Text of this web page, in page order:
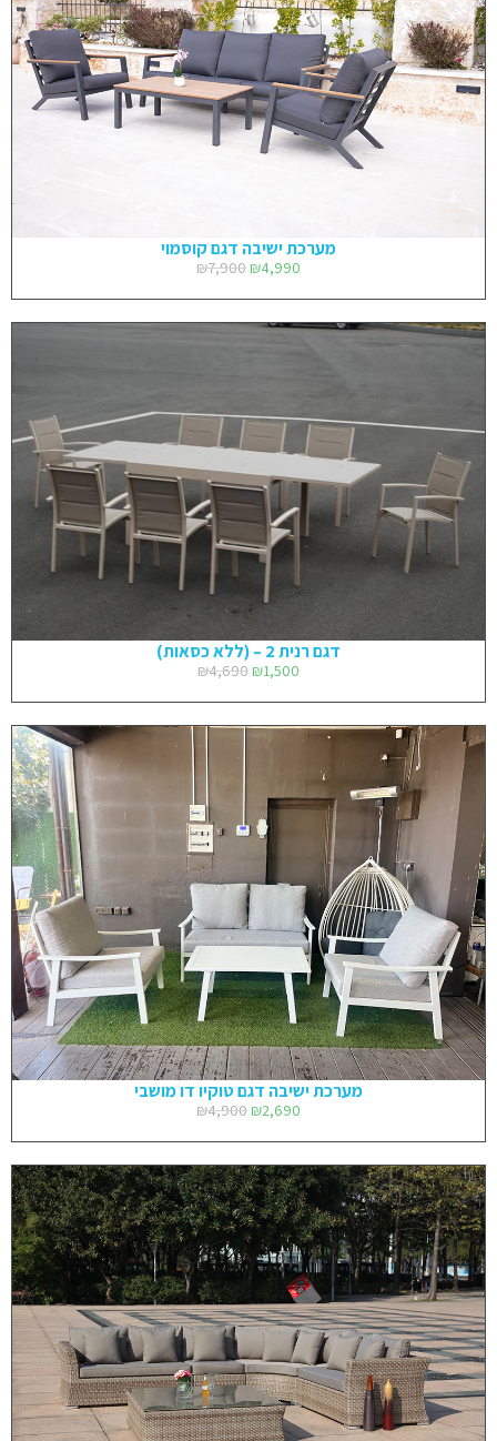
מערכת ישיבה דגם קוסמוי
₪7,900 ₪4,990
דגם רנית 2 – (ללא כסאות)
₪4,690 ₪1,500
מערכת ישיבה דגם טוקיו דו מושבי
₪4,900 ₪2,690